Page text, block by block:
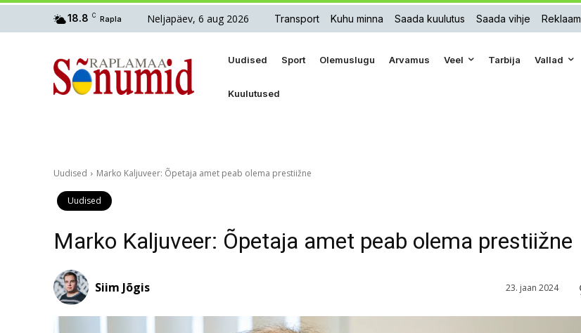
18.8 C Rapla Neljapäev, 6 aug 2026 Transport Kuhu minna Saada kuulutus Saada vihje Reklaam
Uudised Sport Olemuslugu Arvamus Veel Tarbija Vallad
Kuulutused
Uudised Marko Kaljuveer: Õpetaja amet peab olema prestiižne
Uudised
Marko Kaljuveer: Õpetaja amet peab olema prestiižne
23. jaan 2024
Siim Jõgis